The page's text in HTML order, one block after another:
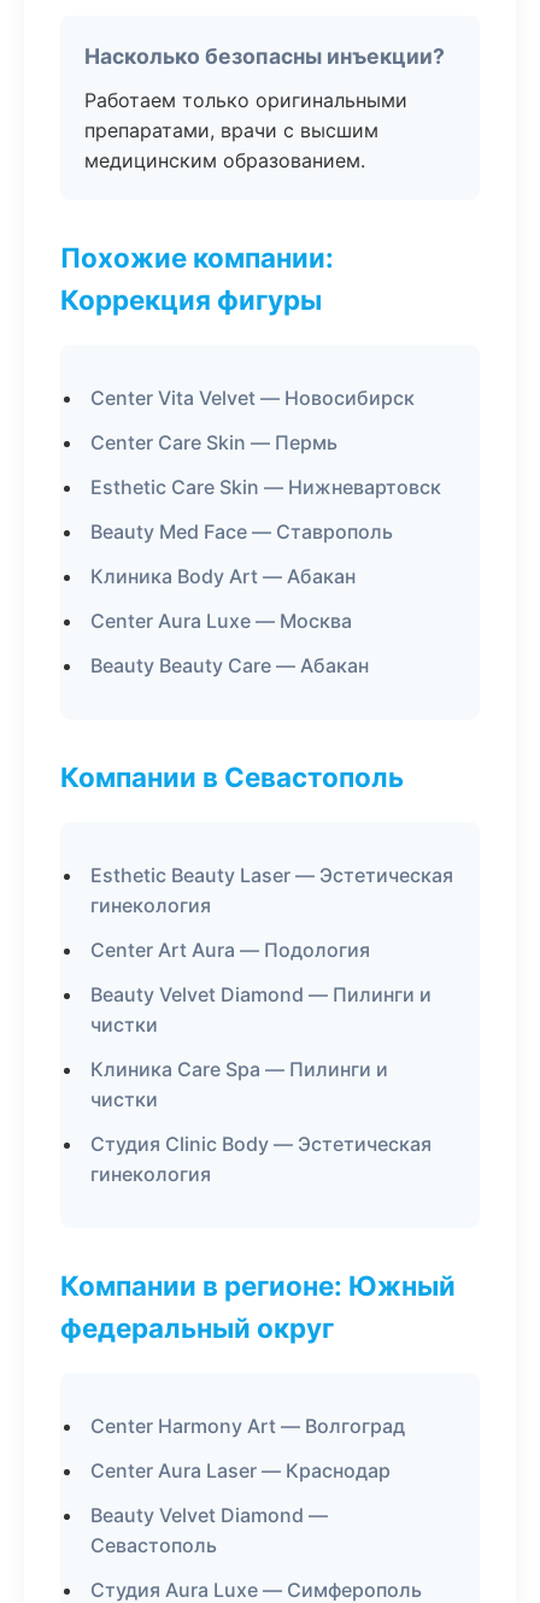
Насколько безопасны инъекции?
Работаем только оригинальными
препаратами, врачи с высшим
медицинским образованием.
Похожие компании:
Коррекция фигуры
Center Vita Velvet — Новосибирск
Center Care Skin — Пермь
Esthetic Care Skin — Нижневартовск
Beauty Med Face — Ставрополь
Клиника Body Art — Абакан
Center Aura Luxe — Москва
Beauty Beauty Care — Абакан
Компании в Севастополь
Esthetic Beauty Laser — Эстетическая
гинекология
Center Art Aura — Подология
Beauty Velvet Diamond — Пилинги и
чистки
Клиника Care Spa — Пилинги и
чистки
Студия Clinic Body — Эстетическая
гинекология
Компании в регионе: Южный
федеральный округ
Center Harmony Art — Волгоград
Center Aura Laser — Краснодар
Beauty Velvet Diamond —
Севастополь
Студия Aura Luxe — Симферополь